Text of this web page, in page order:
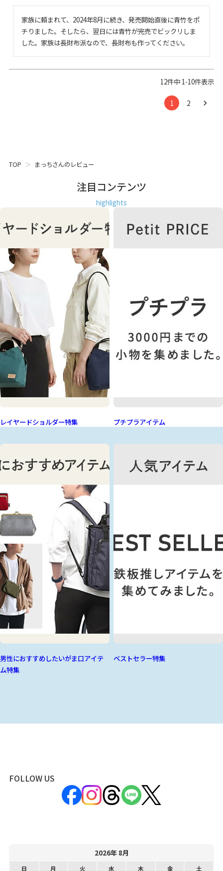
家族に頼まれて、2024年8月に続き、発売開始直後に青竹をポ
チりました。そしたら、翌日には青竹が完売でビックリしま
した。家族は長財布派なので、長財布も作ってください。
12件中 1-10件表示
1 2
TOP まっちさんのレビュー
注目コンテンツ
highlights
レイヤードショルダー特集 プチプラアイテム
男性におすすめしたいがま口アイテ
ム特集
ベストセラー特集
FOLLOW US
2026年 8月
日 月 火 水 木 金
土